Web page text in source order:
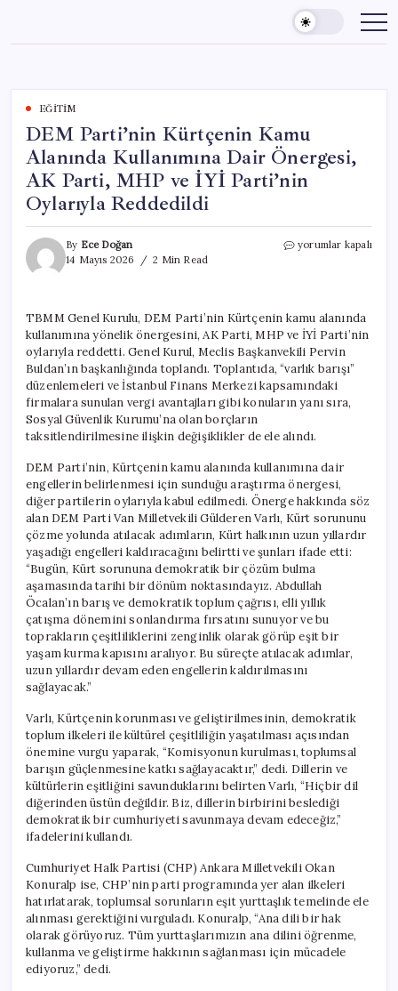
content
EĞITIM
DEM Parti’nin Kürtçenin Kamu
Alanında Kullanımına Dair Önergesi,
AK Parti, MHP ve İYİ Parti’nin
Oylarıyla Reddedildi
By Ece Doğan
14 Mayıs 2026
2 Min Read
DEM
Kullanımına
Dair
Önergesi,
AK
Parti,
ve
Parti’nin
Reddedildi
için
yorumlar kapalı
TBMM Genel Kurulu, DEM Parti’nin Kürtçenin kamu alanında
kullanımına yönelik önergesini, AK Parti, MHP ve İYİ Parti’nin
oylarıyla reddetti. Genel Kurul, Meclis Başkanvekili Pervin
Buldan’ın başkanlığında toplandı. Toplantıda, “varlık barışı”
düzenlemeleri ve İstanbul Finans Merkezi kapsamındaki
firmalara sunulan vergi avantajları gibi konuların yanı sıra,
Sosyal Güvenlik Kurumu’na olan borçların
taksitlendirilmesine ilişkin değişiklikler de ele alındı.
DEM Parti’nin, Kürtçenin kamu alanında kullanımına dair
engellerin belirlenmesi için sunduğu araştırma önergesi,
diğer partilerin oylarıyla kabul edilmedi. Önerge hakkında söz
alan DEM Parti Van Milletvekili Gülderen Varlı, Kürt sorununu
çözme yolunda atılacak adımların, Kürt halkının uzun yıllardır
yaşadığı engelleri kaldıracağını belirtti ve şunları ifade etti:
“Bugün, Kürt sorununa demokratik bir çözüm bulma
aşamasında tarihi bir dönüm noktasındayız. Abdullah
Öcalan’ın barış ve demokratik toplum çağrısı, elli yıllık
çatışma dönemini sonlandırma fırsatını sunuyor ve bu
toprakların çeşitliliklerini zenginlik olarak görüp eşit bir
yaşam kurma kapısını aralıyor. Bu süreçte atılacak adımlar,
uzun yıllardır devam eden engellerin kaldırılmasını
sağlayacak.”
Varlı, Kürtçenin korunması ve geliştirilmesinin, demokratik
toplum ilkeleri ile kültürel çeşitliliğin yaşatılması açısından
önemine vurgu yaparak, “Komisyonun kurulması, toplumsal
barışın güçlenmesine katkı sağlayacaktır,” dedi. Dillerin ve
kültürlerin eşitliğini savunduklarını belirten Varlı, “Hiçbir dil
diğerinden üstün değildir. Biz, dillerin birbirini beslediği
demokratik bir cumhuriyeti savunmaya devam edeceğiz,”
ifadelerini kullandı.
Cumhuriyet Halk Partisi (CHP) Ankara Milletvekili Okan
Konuralp ise, CHP’nin parti programında yer alan ilkeleri
hatırlatarak, toplumsal sorunların eşit yurttaşlık temelinde ele
alınması gerektiğini vurguladı. Konuralp, “Ana dili bir hak
olarak görüyoruz. Tüm yurttaşlarımızın ana dilini öğrenme,
kullanma ve geliştirme hakkının sağlanması için mücadele
ediyoruz,” dedi.